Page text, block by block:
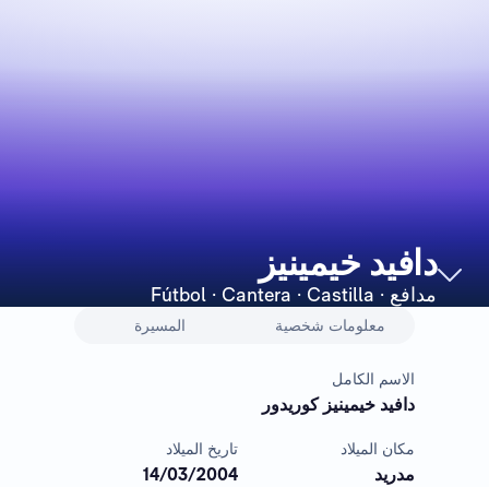
دافيد خيمينيز
مدافع · Fútbol · Cantera · Castilla
معلومات شخصية المسيرة
الاسم الكامل
دافيد خيمينيز كوريدور
مكان الميلاد
مدريد
تاريخ الميلاد
14/03/2004